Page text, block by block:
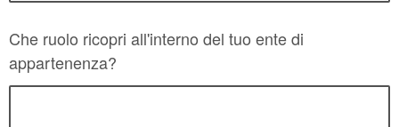
Che ruolo ricopri all'interno del tuo ente di
appartenenza?